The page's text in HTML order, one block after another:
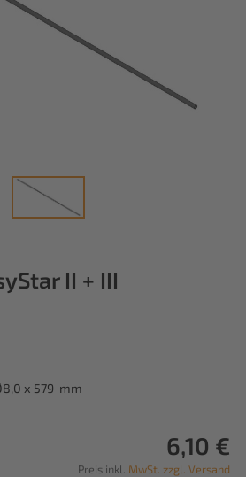
II + III
x 579 mm
6,10 €
Preis inkl. MwSt. zzgl. Versand